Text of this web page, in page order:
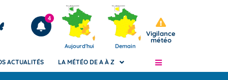
Articles
4
Aujourd'hui Demain
Vigilance
météo
ACTUALITÉS LA MÉTÉO DE A À Z